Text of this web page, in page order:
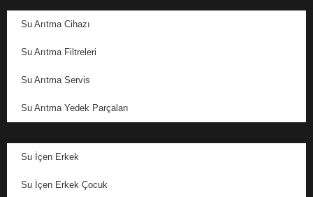
Su Arıtma Cihazı
Su Arıtma Filtreleri
Su Arıtma Servis
Su Arıtma Yedek Parçaları
Su İçen Erkek
Su İçen Erkek Çocuk